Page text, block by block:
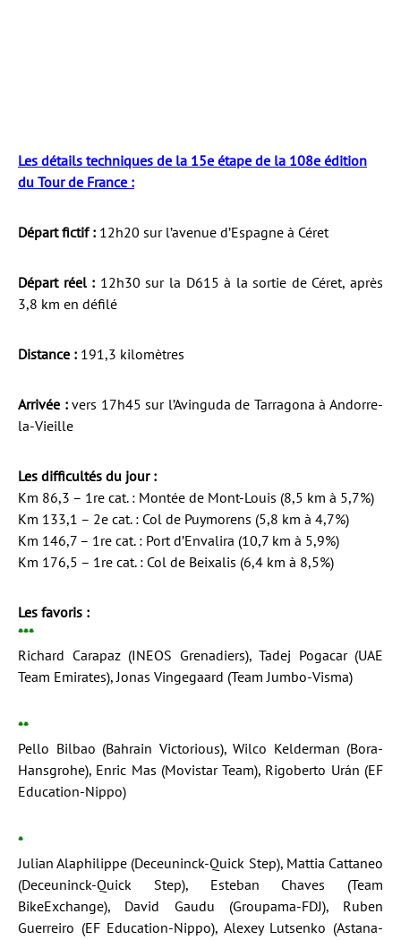
Les détails techniques de la 15e étape de la 108e édition
du Tour de France :
Départ fictif : 12h20 sur l’avenue d’Espagne à Céret
Départ réel : 12h30 sur la D615 à la sortie de Céret, après
3,8 km en défilé
Distance : 191,3 kilomètres
Arrivée :vers 17h45 sur l’Avinguda de Tarragona à Andorre-
la-Vieille
Les difficultés du jour :
Km 86,3 – 1re cat. : Montée de Mont-Louis (8,5 km à 5,7%)
Km 133,1 – 2e cat. : Col de Puymorens (5,8 km à 4,7%)
Km 146,7 – 1re cat. : Port d’Envalira (10,7 km à 5,9%)
Km 176,5 – 1re cat. : Col de Beixalis (6,4 km à 8,5%)
Les favoris :
***
Richard Carapaz (INEOS Grenadiers), Tadej Pogacar (UAE
Team Emirates), Jonas Vingegaard (Team Jumbo-Visma)
**
Pello Bilbao (Bahrain Victorious), Wilco Kelderman (Bora-
Hansgrohe), Enric Mas (Movistar Team), Rigoberto Urán (EF
Education-Nippo)
*
Julian Alaphilippe (Deceuninck-Quick Step), Mattia Cattaneo
(Deceuninck-Quick Step), Esteban Chaves (Team
BikeExchange), David Gaudu (Groupama-FDJ), Ruben
Guerreiro (EF Education-Nippo), Alexey Lutsenko (Astana-